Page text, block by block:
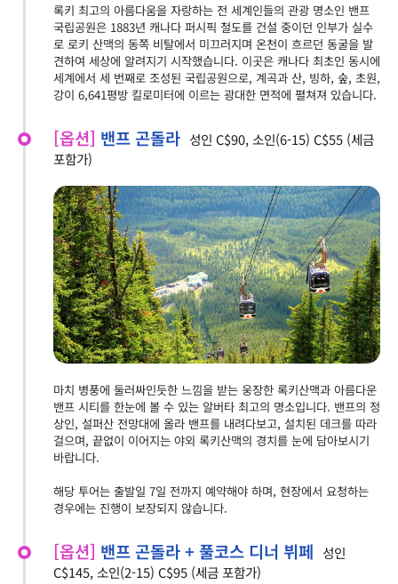
록키 최고의 아름다움을 자랑하는 전 세계인들의 관광 명소인 밴프
국립공원은 1883년 캐나다 퍼시픽 철도를 건설 중이던 인부가 실수
로 로키 산맥의 동쪽 비탈에서 미끄러지며 온천이 흐르던 동굴을 발
견하여 세상에 알려지기 시작했습니다. 이곳은 캐나다 최초인 동시에
세계에서 세 번째로 조성된 국립공원으로, 계곡과 산, 빙하, 숲, 초원,
강이 6,641평방 킬로미터에 이르는 광대한 면적에 펼쳐져 있습니다.
[옵션] 밴프 곤돌라 성인 C$90, 소인(6-15) C$55 (세금
포함가)
마치 병풍에 둘러싸인듯한 느낌을 받는 웅장한 록키산맥과 아름다운
밴프 시티를 한눈에 볼 수 있는 알버타 최고의 명소입니다. 밴프의 정
상인, 설퍼산 전망대에 올라 밴프를 내려다보고, 설치된 데크를 따라
걸으며, 끝없이 이어지는 야외 록키산맥의 경치를 눈에 담아보시기
바랍니다.
해당 투어는 출발일 7일 전까지 예약해야 하며, 현장에서 요청하는
경우에는 진행이 보장되지 않습니다.
[옵션] 밴프 곤돌라 + 풀코스 디너 뷔페 성인
C$145, 소인(2-15) C$95 (세금 포함가)